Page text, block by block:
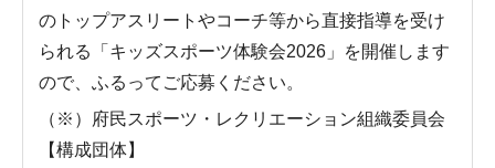
のトップアスリートやコーチ等から直接指導を受け
られる「キッズスポーツ体験会2026」を開催します
ので、ふるってご応募ください。
（※）府民スポーツ・レクリエーション組織委員会
【構成団体】